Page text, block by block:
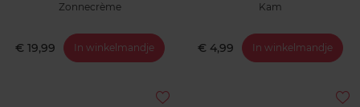
Zonnecrème
€ 19,99 In winkelmandje
Kam
€ 4,99 In winkelmandje